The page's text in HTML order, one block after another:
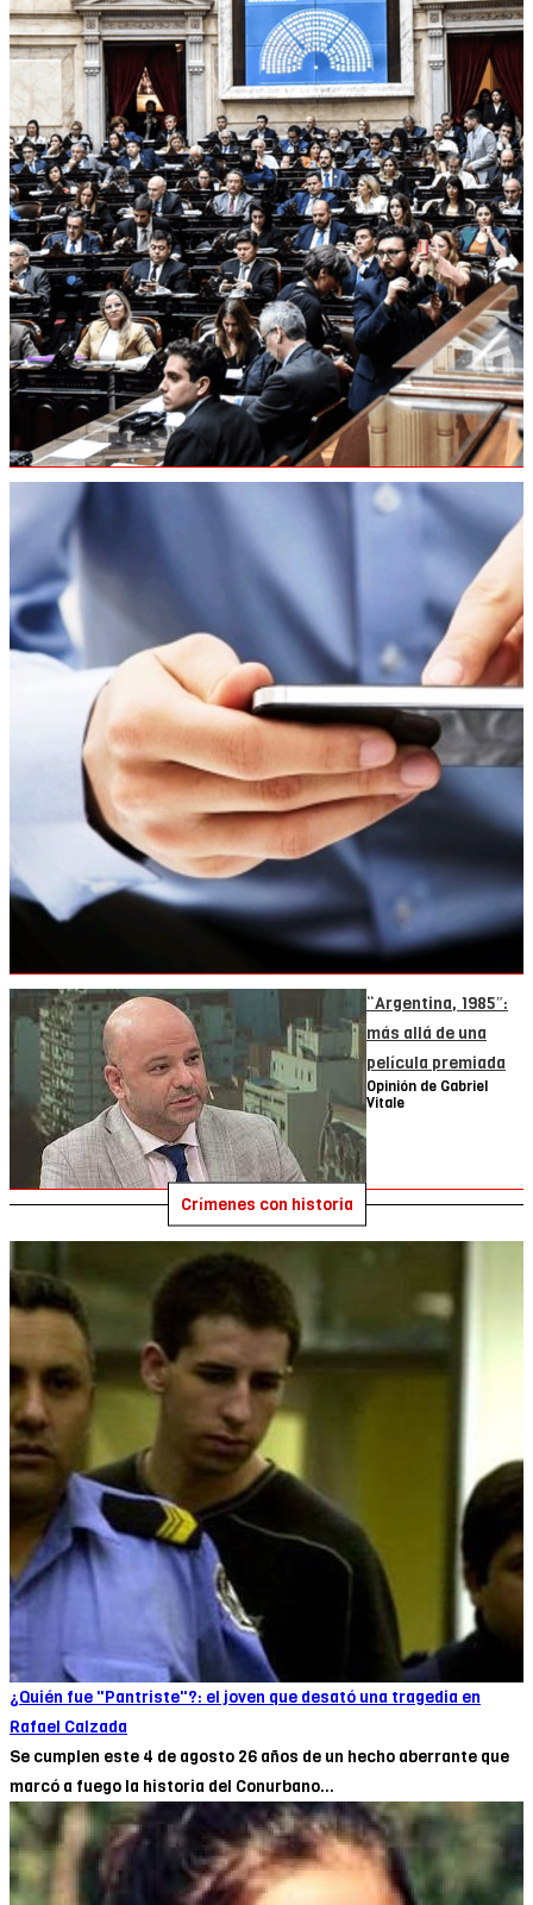
“Argentina, 1985″:
más allá de una
película premiada
Opinión de Gabriel
Vitale
Crímenes con historia
¿Quién fue "Pantriste"?: el joven que desató una tragedia en
Rafael Calzada
Se cumplen este 4 de agosto 26 años de un hecho aberrante que
marcó a fuego la historia del Conurbano...